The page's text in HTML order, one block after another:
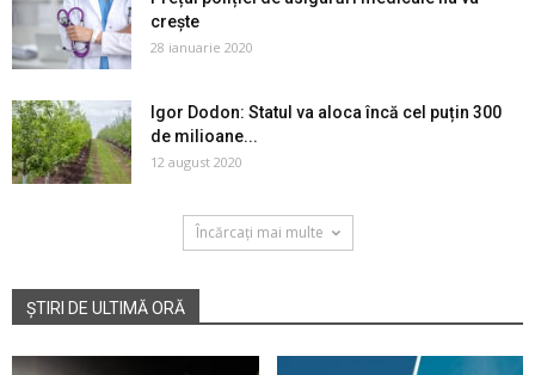
crește
28 ianuarie 2020
Igor Dodon: Statul va aloca încă cel puțin 300
de milioane...
12 august 2020
Încărcați mai multe
ȘTIRI DE ULTIMĂ ORĂ